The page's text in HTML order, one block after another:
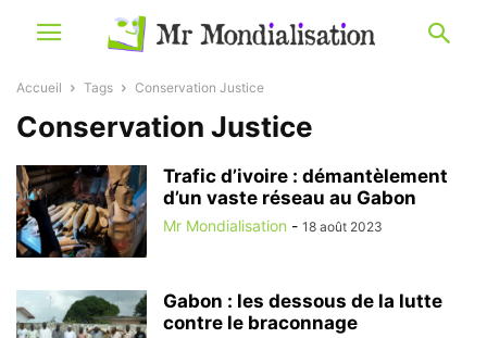
Accueil Tags Conservation Justice
Conservation Justice
Trafic d’ivoire : démantèlement
d’un vaste réseau au Gabon
Mr Mondialisation - 18 août 2023
Gabon : les dessous de la lutte
contre le braconnage